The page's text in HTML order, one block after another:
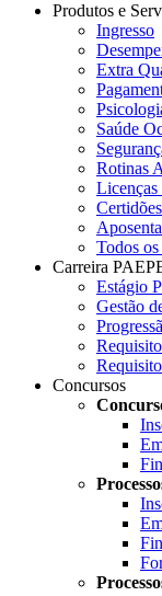
Produtos e
Ingresso
Extra
Saúde
Rotinas
Licenças
Todos
Carreira
Estágio
Gestão
Concursos